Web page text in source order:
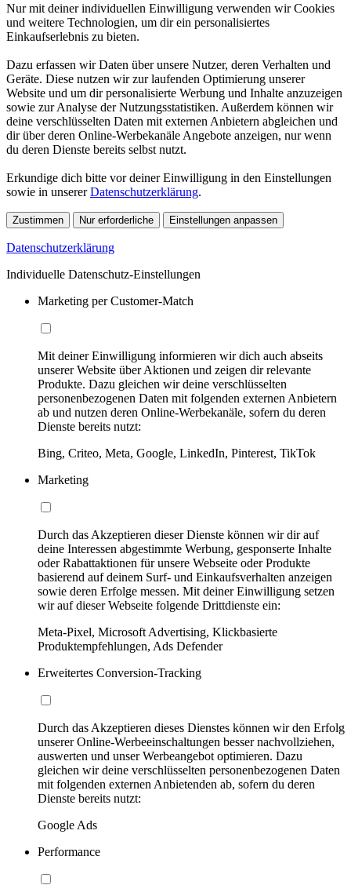
Nur mit deiner individuellen Einwilligung verwenden wir Cookies
und weitere Technologien, um dir ein personalisiertes
Einkaufserlebnis zu bieten.
Dazu erfassen wir Daten über unsere Nutzer, deren Verhalten und
Geräte. Diese nutzen wir zur laufenden Optimierung unserer
Website und um dir personalisierte Werbung und Inhalte anzuzeigen
sowie zur Analyse der Nutzungsstatistiken. Außerdem können wir
deine verschlüsselten Daten mit externen Anbietern abgleichen und
dir über deren Online-Werbekanäle Angebote anzeigen, nur wenn
du deren Dienste bereits selbst nutzt.
Erkundige dich bitte vor deiner Einwilligung in den Einstellungen
sowie in unsererDatenschutzerklärung.
Zustimmen Nur erforderliche Einstellungen anpassen
Datenschutzerklärung
Individuelle Datenschutz-Einstellungen
Marketing per Customer-Match
Mit deiner Einwilligung informieren wir dich auch abseits
unserer Website über Aktionen und zeigen dir relevante
Produkte. Dazu gleichen wir deine verschlüsselten
personenbezogenen Daten mit folgenden externen Anbietern
ab und nutzen deren Online-Werbekanäle, sofern du deren
Dienste bereits nutzt:
Bing, Criteo, Meta, Google, LinkedIn, Pinterest, TikTok
Marketing
Durch das Akzeptieren dieser Dienste können wir dir auf
deine Interessen abgestimmte Werbung, gesponserte Inhalte
oder Rabattaktionen für unsere Webseite oder Produkte
basierend auf deinem Surf- und Einkaufsverhalten anzeigen
sowie deren Erfolge messen. Mit deiner Einwilligung setzen
wir auf dieser Webseite folgende Drittdienste ein:
Meta-Pixel, Microsoft Advertising, Klickbasierte
Produktempfehlungen, Ads Defender
Erweitertes Conversion-Tracking
Durch das Akzeptieren dieses Dienstes können wir den Erfolg
unserer Online-Werbeeinschaltungen besser nachvollziehen,
auswerten und unser Werbeangebot optimieren. Dazu
gleichen wir deine verschlüsselten personenbezogenen Daten
mit folgenden externen Anbietenden ab, sofern du deren
Dienste bereits nutzt:
Google Ads
Performance